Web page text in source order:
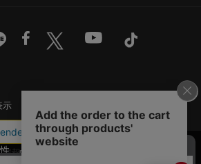
示
報の取り扱い
、品質維持・向上を目的